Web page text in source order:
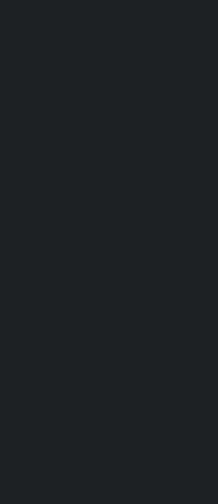
‘देशमा कहिल्यै नभएको शासकीय
सांसद यादवले उठाएको ढल्केबर
‘गौंथली’ बन्यो धेरै कमाउने सातौं